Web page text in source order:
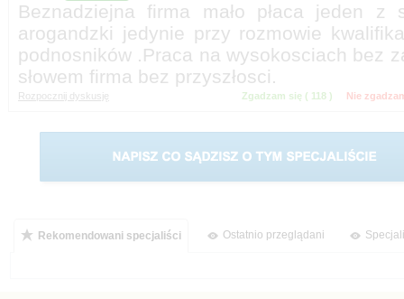
Beznadziejna firma mało płaca jeden
arogandzki jedynie przy rozmowie
podnosników .Praca na wysokosciach bez
Zgadzam się ( ) Nie
Rekomendowani specjaliści Ostatnio przeglądani